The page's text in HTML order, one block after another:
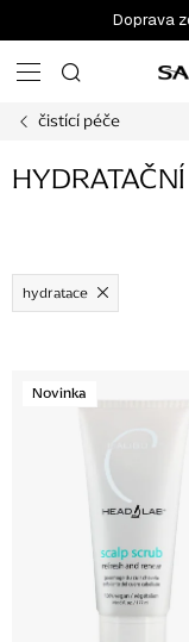
na
obsah
Doprava
čistící péče
hydratace
Novinka